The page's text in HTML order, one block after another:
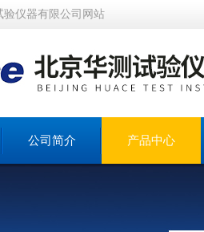
仪器有限公司网站
公司简介 产品中心